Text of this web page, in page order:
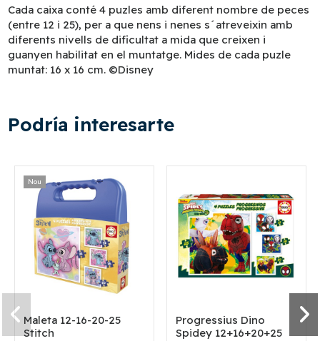
Cada caixa conté 4 puzles amb diferent nombre de peces
(entre 12 i 25), per a que nens i nenes s´atreveixin amb
diferents nivells de dificultat a mida que creixen i
guanyen habilitat en el muntatge. Mides de cada puzle
muntat: 16 x 16 cm. ©Disney
Podría interesarte
Nou
Maleta 12-16-20-25
Stitch
Progressius Dino
Spidey 12+16+20+25